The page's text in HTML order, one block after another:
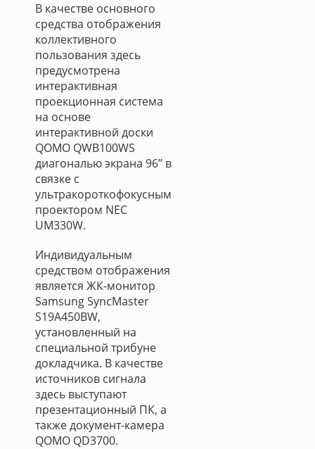
В качестве основного
средства отображения
коллективного
пользования здесь
предусмотрена
интерактивная
проекционная система
на основе
интерактивной доски
QOMO QWB100WS
диагональю экрана 96’’ в
связке с
ультракороткофокусным
проектором NEC
UM330W.
Индивидуальным
средством отображения
является ЖК-монитор
Samsung SyncMaster
S19A450BW,
установленный на
специальной трибуне
докладчика. В качестве
источников сигнала
здесь выступают
презентационный ПК, а
также документ-камера
QOMO QD3700.